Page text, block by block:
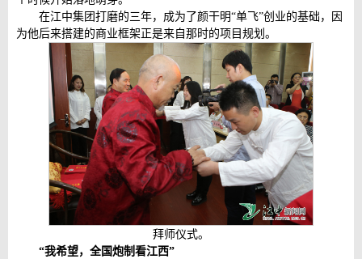
在江中集团打磨的三年，成为了颜干明“单飞”创业的基础，因
为他后来搭建的商业框架正是来自那时的项目规划。
拜师仪式。
“我希望，全国炮制看江西”